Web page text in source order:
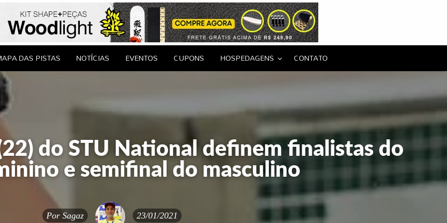
CONTATO
Brasil
DAS PISTAS NOTÍCIAS EVENTOS CUPONS HOSPEDAGENS CONTATO
do STU National definem finalistas do
e semifinal do masculino
Por Sagaz 23/01/2021